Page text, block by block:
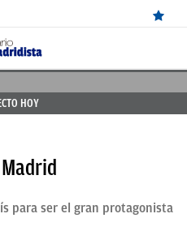
HOY
para ser el gran protagonista